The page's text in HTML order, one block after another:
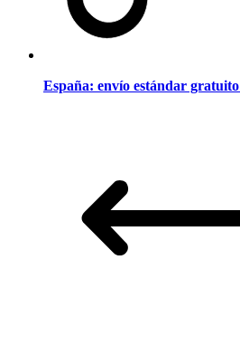
España: envío estándar gratuito